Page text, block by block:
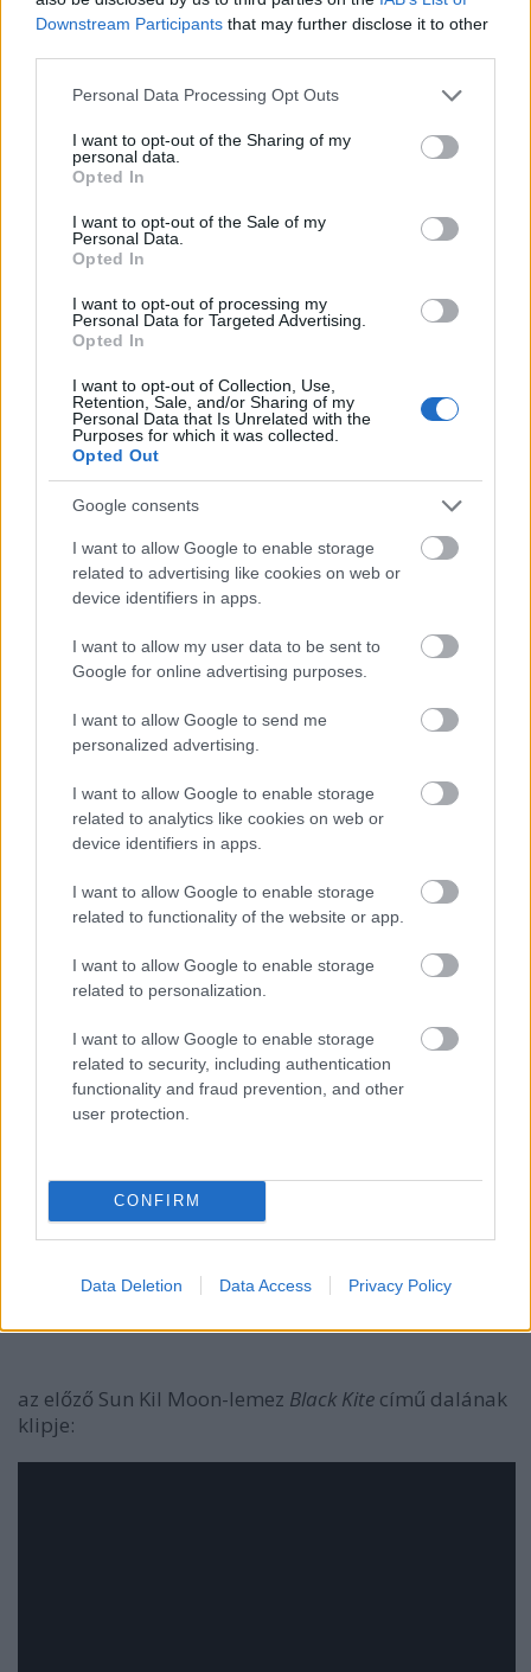
Downstream Participants that may further disclose it to other
Please note that this website/app uses one or more Google
not limited to your visit or usage behaviour. You may click to
grant or deny consent to Google and its third-party tags to
use your data for below specified purposes in below Google
consent section.
Personal Data Processing Opt Outs
I want to opt-out of the Sharing of my
personal data.
Opted In
I want to opt-out of the Sale of my
Personal Data.
Opted In
I want to opt-out of processing my
Personal Data for Targeted Advertising.
Opted In
I want to opt-out of Collection, Use,
Retention, Sale, and/or Sharing of my
Personal Data that Is Unrelated with the
Purposes for which it was collected.
Opted Out
Google consents
I want to allow Google to enable storage
related to advertising like cookies on web or
device identifiers in apps.
I want to allow my user data to be sent to
Google for online advertising purposes.
I want to allow Google to send me
personalized advertising.
I want to allow Google to enable storage
related to analytics like cookies on web or
device identifiers in apps.
I want to allow Google to enable storage
related to functionality of the website or app.
I want to allow Google to enable storage
related to personalization.
I want to allow Google to enable storage
related to security, including authentication
functionality and fraud prevention, and other
user protection.
CONFIRM
Data Deletion Data Access Privacy Policy
egyetlen gyerekkori verekedés képei jelennek meg,
váltakozva az élet kegyetlen és értelmetlen
történéseivel. Miután az egész világot sokkoló
Newport-i lövöldözések és James Gandolfini váratlan
változatos zeneiségű albumon (van itt soul-os
háttérvokál, feszes folkrock, altatódal ritmusára
elmesélt szívszorító történet és teljesen
lecsupaszított akusztikus szólódal is) kézenfekvő
volna depresszív, pesszimista lemezként összegezni
Benjit, de ezzel nem is tévedhetnénk nagyobbat. Ez
a bő egy óra ugyan tele van az elmúlás, a veszteség
fájdalmas és kíméletlen mozzanataival, de Kozelek
képes minderről nyíltan beszélni, és így
elkerülhetetlenül megvilágítani az életben örökösen
ott rejlő örömöt is, az elmúlt szerelmek emlékeit, a
családi kötelékeket, a felnövés keserédes pillanatait
anélkül, hogy mindez egy pillanatra is giccsessé
vagy erőltetetté válna. Az, hogy az album végére
nemcsak úgy érezzük, hogy valójában megismertük
csalódásról, halálról, szerelemről, családról,
egyszóval az életről is megtudtunk sok mindent,
mutatja meg igazán aBenji
Csada Gergely
Benjicímű album teljes egészében:
az előző Sun Kil Moon-lemez Black Kite című dalának
klipje: